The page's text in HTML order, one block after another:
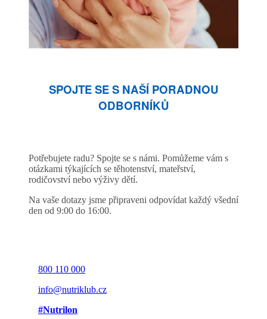
SPOJTE SE S NAŠÍ PORADNOU
ODBORNÍKŮ
Potřebujete radu? Spojte se s námi. Pomůžeme vám s
otázkami týkajících se těhotenství, mateřství,
rodičovství nebo výživy dětí.
Na vaše dotazy jsme připraveni odpovídat každý všední
den od 9:00 do 16:00.
800 110 000
info@nutriklub.cz
#Nutrilon